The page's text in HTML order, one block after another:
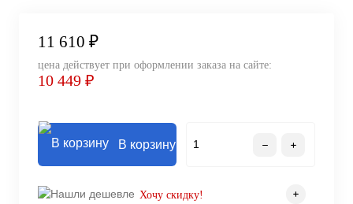
11 610 ₽
цена действует при оформлении заказа на сайте:
10 449 ₽
В корзину
Хочу скидку!